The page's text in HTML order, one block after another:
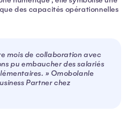
des capacités opérationnelles
mois de collaboration avec
pu embaucher des salariés
» Omobolanle
Partner chez